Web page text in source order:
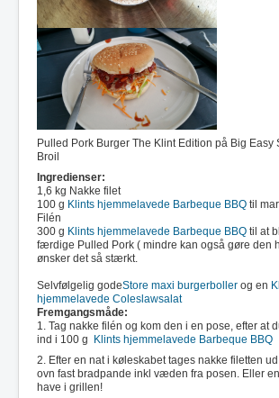
Pulled Pork Burger The Klint Edition på Big Easy
Broil
Ingredienser:
1,6 kg Nakke filet
100 g Klints hjemmelavede Barbeque BBQ til
Filén
300 g Klints hjemmelavede Barbeque BBQ til at
færdige Pulled Pork ( mindre kan også gøre den
ønsker det så stærkt.
Selvfølgelig godeStore maxi burgerboller og en
hjemmelavede Coleslawsalat
Fremgangsmåde:
1. Tag nakke filén og kom den i en pose, efter at
ind i 100 g Klints hjemmelavede Barbeque BBQ
2. Efter en nat i køleskabet tages nakke filetten
ovn fast bradpande inkl væden fra posen. Eller
have i grillen!